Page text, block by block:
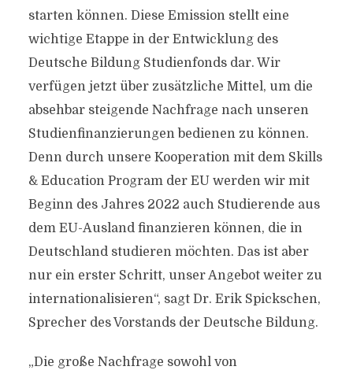
starten können. Diese Emission stellt eine
wichtige Etappe in der Entwicklung des
Deutsche Bildung Studienfonds dar. Wir
verfügen jetzt über zusätzliche Mittel, um die
absehbar steigende Nachfrage nach unseren
Studienfinanzierungen bedienen zu können.
Denn durch unsere Kooperation mit dem Skills
& Education Program der EU werden wir mit
Beginn des Jahres 2022 auch Studierende aus
dem EU-Ausland finanzieren können, die in
Deutschland studieren möchten. Das ist aber
nur ein erster Schritt, unser Angebot weiter zu
internationalisieren“, sagt Dr. Erik Spickschen,
Sprecher des Vorstands der Deutsche Bildung.
„Die große Nachfrage sowohl von